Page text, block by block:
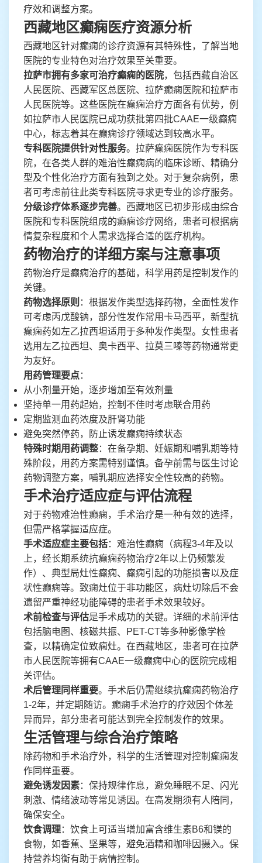
疗效和调整方案。
西藏地区癫痫医疗资源分析
西藏地区针对癫痫的诊疗资源有其特殊性，了解当地
医院的专业特色对治疗效果至关重要。
拉萨市拥有多家可治疗癫痫的医院，包括西藏自治区
人民医院、西藏军区总医院、拉萨癫痫医院和拉萨市
人民医院等。这些医院在癫痫治疗方面各有优势，例
如拉萨市人民医院已成功获批第四批CAAE一级癫痫
中心，标志着其在癫痫诊疗领域达到较高水平。
专科医院提供针对性服务。拉萨癫痫医院作为专科医
院，在各类人群的难治性癫痫病的临床诊断、精确分
型及个性化治疗方面有独到之处。对于复杂病例，患
者可考虑前往此类专科医院寻求更专业的诊疗服务。
分级诊疗体系逐步完善。西藏地区已初步形成由综合
医院和专科医院组成的癫痫诊疗网络，患者可根据病
情复杂程度和个人需求选择合适的医疗机构。
药物治疗的详细方案与注意事项
药物治疗是癫痫治疗的基础，科学用药是控制发作的
关键。
药物选择原则 ：根据发作类型选择药物，全面性发作
可考虑丙戊酸钠，部分性发作常用卡马西平，新型抗
癫痫药如左乙拉西坦适用于多种发作类型。女性患者
选用左乙拉西坦、奥卡西平、拉莫三嗪等药物通常更
为友好。
用药管理要点：
从小剂量开始，逐步增加至有效剂量
坚持单一用药起始，控制不佳时考虑联合用药
定期监测血药浓度及肝肾功能
避免突然停药，防止诱发癫痫持续状态
特殊时期用药调整：在备孕期、妊娠期和哺乳期等特
殊阶段，用药方案需特别谨慎。备孕前需与医生讨论
药物调整方案，哺乳期应选择安全性较高的药物。
手术治疗适应症与评估流程
对于药物难治性癫痫，手术治疗是一种有效的选择，
但需严格掌握适应症。
手术适应症主要包括：难治性癫痫（病程3-4年及以
上，经长期系统抗癫痫药物治疗2年以上仍频繁发
作）、典型局灶性癫痫、癫痫引起的功能损害以及症
状性癫痫等。致痫灶位于非功能区，病灶切除后不会
遗留严重神经功能障碍的患者手术效果较好。
术前检查与评估是手术成功的关键。详细的术前评估
包括脑电图、核磁共振、PET-CT等多种影像学检
查，以精确定位致痫灶。在西藏地区，患者可在拉萨
市人民医院等拥有CAAE一级癫痫中心的医院完成相
关评估。
术后管理同样重要。手术后仍需继续抗癫痫药物治疗
1-2年，并定期随访。癫痫手术治疗的疗效因个体差
异而异，部分患者可能达到完全控制发作的效果。
生活管理与综合治疗策略
除药物和手术治疗外，科学的生活管理对控制癫痫发
作同样重要。
避免诱发因素：保持规律作息，避免睡眠不足、闪光
刺激、情绪波动等常见诱因。在高发期须有人陪同，
确保安全。
饮食调理：饮食上可适当增加富含维生素B6和镁的
食物，如香蕉、坚果等，避免酒精和咖啡因摄入。保
持营养均衡有助于病情控制。